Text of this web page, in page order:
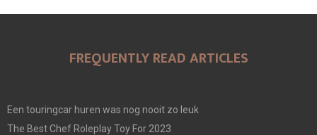
FREQUENTLY READ ARTICLES
Een touringcar huren was nog nooit zo leuk
The Best Chef Roleplay Toy For 2023